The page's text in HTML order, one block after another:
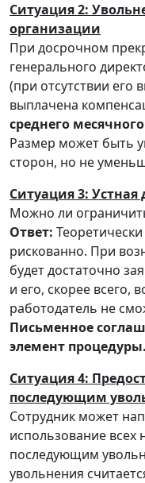
Ситуация 2:
организации
При досрочном
генерального
(при отсутствии его
выплачена
среднего
Размер может быть
сторон, но не
Ситуация 3: Устная
Можно ли
Ответ:
рискованно. При
будет достаточно
и его, скорее всего,
работодатель не
Письменное
элемент процедуры.
Ситуация 4:
последующим
Сотрудник может
использование всех
последующим
увольнения